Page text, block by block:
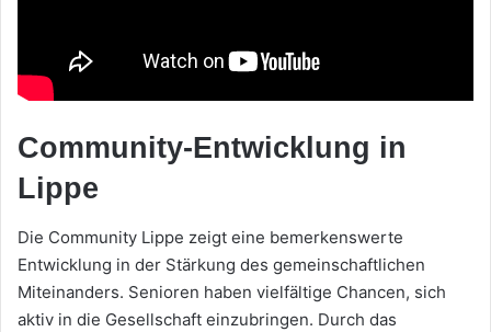
Community-Entwicklung in
Lippe
Die Community Lippe zeigt eine bemerkenswerte
Entwicklung in der Stärkung des gemeinschaftlichen
Miteinanders. Senioren haben vielfältige Chancen, sich
aktiv in die Gesellschaft einzubringen. Durch das